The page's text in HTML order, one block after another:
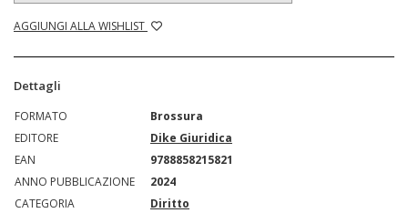
AGGIUNGI ALLA WISHLIST
Dettagli
FORMATO
Brossura
EDITORE
Dike Giuridica
EAN
9788858215821
ANNO PUBBLICAZIONE
2024
CATEGORIA
Diritto